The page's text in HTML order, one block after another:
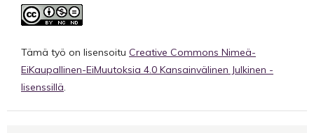
Tämä työ on lisensoitu Creative Commons Nimeä-
EiKaupallinen-EiMuutoksia 4.0 Kansainvälinen Julkinen -
lisenssillä.